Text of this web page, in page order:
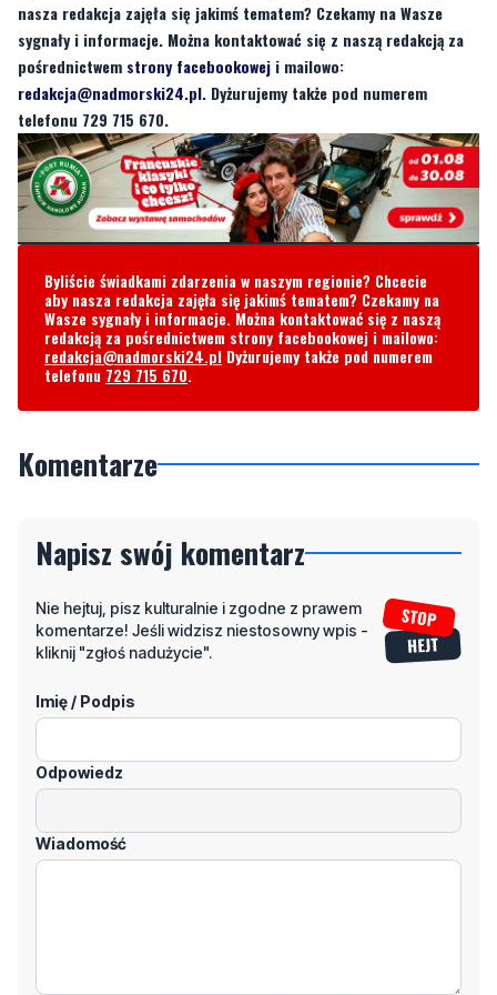
nasza redakcja zajęła się jakimś tematem? Czekamy na Wasze
sygnały i informacje. Można kontaktować się z naszą redakcją za
pośrednictwem strony facebookowej i mailowo:
redakcja@nadmorski24.pl. Dyżurujemy także pod numerem
telefonu 729 715 670.
Byliście świadkami zdarzenia w naszym regionie? Chcecie
aby nasza redakcja zajęła się jakimś tematem? Czekamy na
Wasze sygnały i informacje. Można kontaktować się z naszą
redakcją za pośrednictwem strony facebookowej i mailowo:
redakcja@nadmorski24.pl Dyżurujemy także pod numerem
telefonu 729 715 670.
Komentarze
Napisz swój komentarz
Nie hejtuj, pisz kulturalnie i zgodne z prawem
komentarze! Jeśli widzisz niestosowny wpis -
kliknij "zgłoś nadużycie".
Imię / Podpis
Odpowiedz
Wiadomość